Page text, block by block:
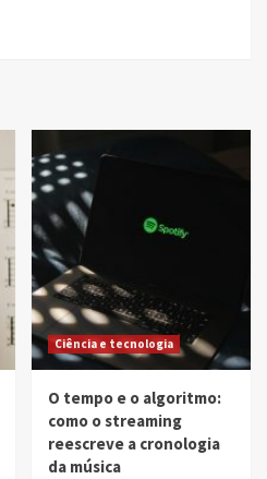
Ciência e tecnologia
O tempo e o algoritmo:
como o streaming
reescreve a cronologia
da música